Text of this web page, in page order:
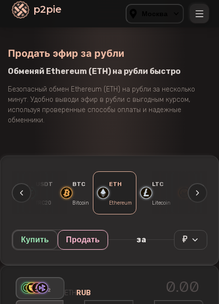
p2pie
Продать эфир за рубли
Обменяй Ethereum (ETH) на рубли быстро
Безопасный обмен Ethereum (ETH) на рубли за несколько
минут. Удобно выводи эфир в рубли с выгодным курсом,
используя проверенные способы оплаты и надежные
обменники.
USDT
TRC20
BTC
Bitcoin
ETH
Ethereum
LTC
Litecoin
XMR
Купить Продать за ₽
+2 ETH RUB